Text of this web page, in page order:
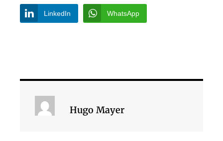
LinkedIn WhatsApp
Hugo Mayer